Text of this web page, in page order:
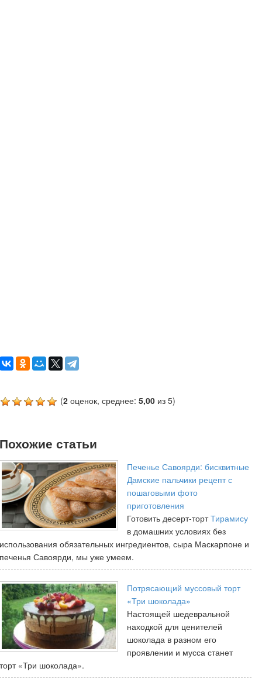
(2 оценок, среднее:5,00 из 5)
Похожие статьи
Печенье Савоярди: бисквитные
Дамские пальчики рецепт с
пошаговыми фото
приготовления
Готовить десерт-тортТирамису
в домашних условиях без
использования обязательных ингредиентов, сыра Маскарпоне и
печенья Савоярди, мы уже умеем.
Потрясающий муссовый торт
«Три шоколада»
Настоящей шедевральной
находкой для ценителей
шоколада в разном его
проявлении и мусса станет
торт «Три шоколада».